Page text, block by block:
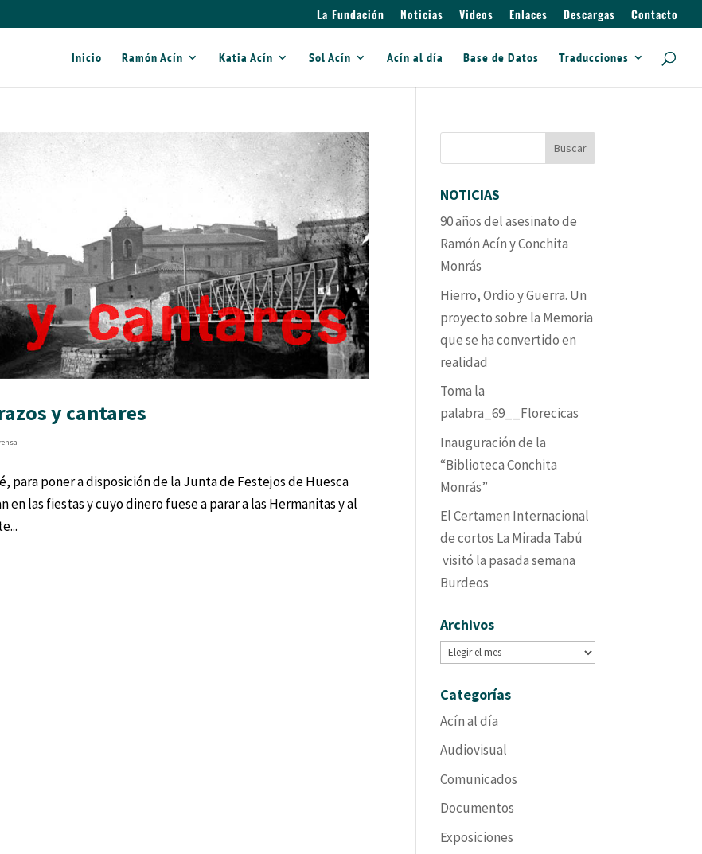
La Fundación Noticias Videos Enlaces Descargas Contacto
Inicio Ramón Acín Katia Acín Sol Acín Acín al día Base de Datos Traducciones
y cantares
para poner a disposición de la Junta de Festejos de Huesca
en las fiestas y cuyo dinero fuese a parar a las Hermanitas y al
NOTICIAS
90 años del asesinato de
Ramón Acín y Conchita
Monrás
Hierro, Ordio y Guerra. Un
proyecto sobre la Memoria
que se ha convertido en
realidad
Toma la
palabra_69__Florecicas
Inauguración de la
“Biblioteca Conchita
Monrás”
El Certamen Internacional
de cortos La Mirada Tabú
visitó la pasada semana
Burdeos
Archivos
Archivos
Categorías
Acín al día
Audiovisual
Comunicados
Documentos
Exposiciones